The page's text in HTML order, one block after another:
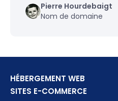
Pierre Hourdebaigt
Nom de domaine
HÉBERGEMENT WEB
SITES E-COMMERCE